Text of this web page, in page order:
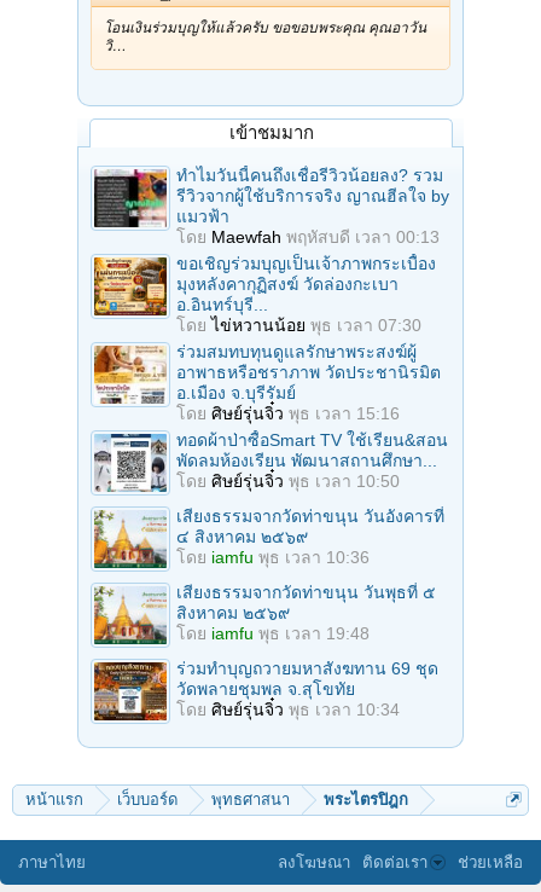
โอนเงินร่วมบุญให้แล้วครับ ขอขอบพระคุณ คุณอาวัน
วิ…
เข้าชมมาก
ทำไมวันนี้คนถึงเชื่อรีวิวน้อยลง? รวม
รีวิวจากผู้ใช้บริการจริง ญาณฮีลใจ by
แมวฟ้า
โดย Maewfah พฤหัสบดี เวลา 00:13
ขอเชิญร่วมบุญเป็นเจ้าภาพกระเบื้อง
มุงหลังคากุฏิสงฆ์ วัดล่องกะเบา
อ.อินทร์บุรี...
โดยไข่หวานน้อย พุธ เวลา 07:30
ร่วมสมทบทุนดูแลรักษาพระสงฆ์ผู้
อาพาธหรือชราภาพ วัดประชานิรมิต
อ.เมือง จ.บุรีรัมย์
โดย ศิษย์รุ่นจิ๋ว พุธ เวลา 15:16
ทอดผ้าป่าซื้อSmart TV ใช้เรียน&สอน
พัดลมห้องเรียน พัฒนาสถานศึกษา...
โดย ศิษย์รุ่นจิ๋ว พุธ เวลา 10:50
เสียงธรรมจากวัดท่าขนุน วันอังคารที่
๔ สิงหาคม ๒๕๖๙
โดย iamfu พุธ เวลา 10:36
เสียงธรรมจากวัดท่าขนุน วันพุธที่ ๕
สิงหาคม ๒๕๖๙
โดย iamfu พุธ เวลา 19:48
ร่วมทําบุญถวายมหาสังฆทาน 69 ชุด
วัดพลายชุมพล จ.สุโขทัย
โดย ศิษย์รุ่นจิ๋ว พุธ เวลา 10:34
หน้าแรก เว็บบอร์ด พุทธศาสนา พระไตรปิฎก
ภาษาไทย ลงโฆษณา ติดต่อเรา ช่วยเหลือ